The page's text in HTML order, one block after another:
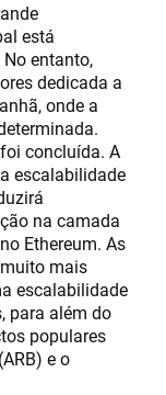
está
entanto,
dedicada a
onde a
concluída. A
escalabilidade
na camada
Ethereum. As
mais
escalabilidade
para além do
populares
e o